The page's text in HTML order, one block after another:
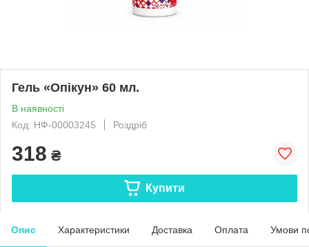
Гель «Опікун» 60 мл.
В наявності
Код: НФ-00003245
Роздріб
318 ₴
Купити
Опис Характеристики Доставка Оплата Умови